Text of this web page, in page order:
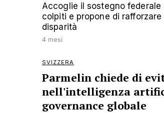
Accoglie il sostegno federale
colpiti e propone di
disparità
4 mesi
SVIZZERA
Parmelin chiede di
nell'intelligenza
governance globale